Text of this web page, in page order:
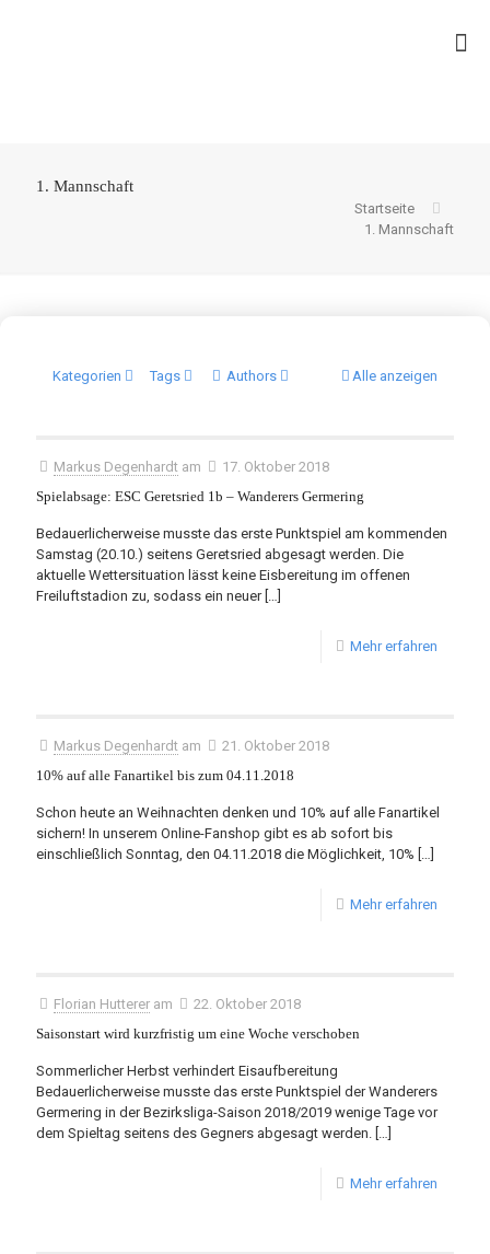
1. Mannschaft
Startseite
1. Mannschaft
Kategorien Tags Authors Alle anzeigen
Markus Degenhardt am
17. Oktober 2018
Spielabsage: ESC Geretsried 1b – Wanderers Germering
Bedauerlicherweise musste das erste Punktspiel am kommenden
Samstag (20.10.) seitens Geretsried abgesagt werden. Die
aktuelle Wettersituation lässt keine Eisbereitung im offenen
Freiluftstadion zu, sodass ein neuer[…]
Mehr erfahren
Markus Degenhardt am
21. Oktober 2018
10% auf alle Fanartikel bis zum 04.11.2018
Schon heute an Weihnachten denken und 10% auf alle Fanartikel
sichern! In unserem Online-Fanshop gibt es ab sofort bis
einschließlich Sonntag, den 04.11.2018 die Möglichkeit, 10% […]
Mehr erfahren
Florian Hutterer am
22. Oktober 2018
Saisonstart wird kurzfristig um eine Woche verschoben
Sommerlicher Herbst verhindert Eisaufbereitung
Bedauerlicherweise musste das erste Punktspiel der Wanderers
Germering in der Bezirksliga-Saison 2018/2019 wenige Tage vor
dem Spieltag seitens des Gegners abgesagt werden. […]
Mehr erfahren